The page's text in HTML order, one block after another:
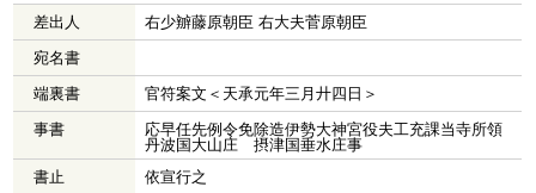
差出人
右少辧藤原朝臣 右大夫菅原朝臣
宛名書
端裏書
官符案文＜天承元年三月廾四日＞
事書
応早任先例令免除造伊勢大神宮役夫工充課当寺所領
丹波国大山庄 摂津国垂水庄事
書止
依宣行之